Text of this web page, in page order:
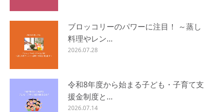
ブロッコリーのパワーに注目！ ～蒸し
料理やレン…
2026.07.28
令和8年度から始まる子ども・子育て支
援金制度と…
2026.07.14